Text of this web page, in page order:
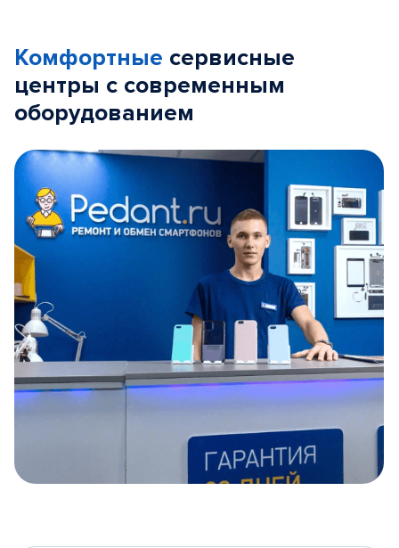
Комфортные сервисные
центры с современным
оборудованием